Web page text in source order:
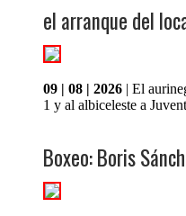
el arranque del
09 | 08 | 2026 | El
1 y al albiceleste a
Boxeo: Boris